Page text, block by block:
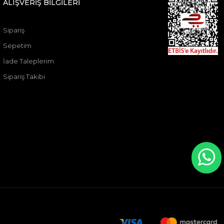
ALIŞVERİŞ BİLGİLERİ
Sipariş
Sepetim
İade Taleplerim
Sipariş Takibi